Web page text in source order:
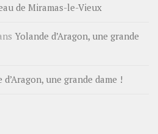
de Miramas-le-Vieux
Yolande d’Aragon, une grande
d’Aragon, une grande dame !